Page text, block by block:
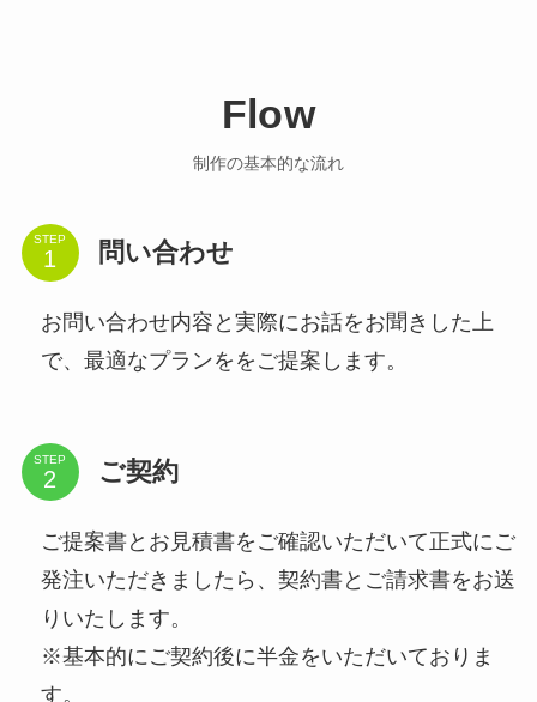
Flow
制作の基本的な流れ
STEP 問い合わせ
お問い合わせ内容と実際にお話をお聞きした上
で、最適なプランををご提案します。
STEP ご契約
ご提案書とお見積書をご確認いただいて正式にご
発注いただきましたら、契約書とご請求書をお送
りいたします。
※基本的にご契約後に半金をいただいておりま
す。